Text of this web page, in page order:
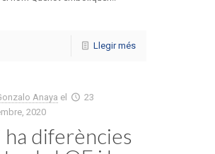
Llegir més
Anaya el
23
2020
ha diferències